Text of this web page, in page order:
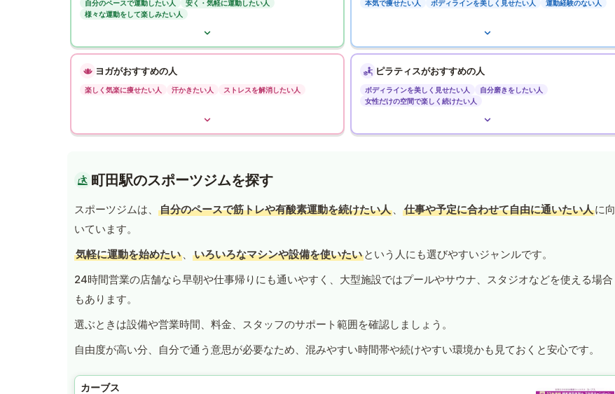
自分のペースで運動したい人
安く・気軽に運動したい人
様々な運動をして楽しみたい人
本気で痩せたい人 ボディラインを美しく見せたい人 運動経験のない人
ヨガがおすすめの人
楽しく気楽に痩せたい人 汗かきたい人 ストレスを解消したい人
ピラティスがおすすめの人
ボディラインを美しく見せたい人
自分磨きをしたい人
女性だけの空間で楽しく続けたい人
町田駅のスポーツジムを探す
スポーツジムは、 自分のペースで筋トレや有酸素運動を続けたい人 、 仕事や予定に合わせて自由に通いたい人に向
いています。
気軽に運動を始めたい 、 いろいろなマシンや設備を使いたい という人にも選びやすいジャンルです。
24時間営業の店舗なら早朝や仕事帰りにも通いやすく、大型施設ではプールやサウナ、スタジオなどを使える場合
もあります。
選ぶときは設備や営業時間、料金、スタッフのサポート範囲を確認しましょう。
自由度が高い分、自分で通う意思が必要なため、混みやすい時間帯や続けやすい環境かも見ておくと安心です。
カーブス